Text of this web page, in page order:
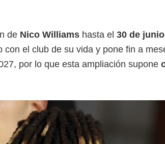
de Nico Williams hasta el 30 de
el club de su vida y pone fin a
por lo que esta ampliación supone